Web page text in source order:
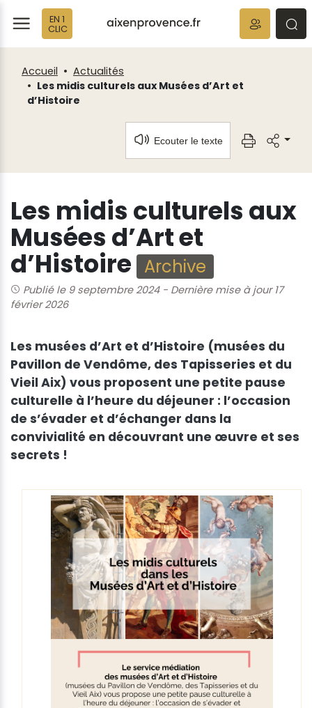
EN 1
CLIC
Accueil
Actualités
Les midis culturels aux Musées d’Art et
d’Histoire
Ecouter le texte
Les midis culturels aux
Musées d’Art et
d’Histoire Archive
Publié le 9 septembre 2024- Dernière mise à jour 17
février 2026
Les musées d’Art et d’Histoire (musées du
Pavillon de Vendôme, des Tapisseries et du
Vieil Aix) vous proposent une petite pause
culturelle à l’heure du déjeuner : l’occasion
de s’évader et d’échanger dans la
convivialité en découvrant une œuvre et ses
secrets !
Fenêtre
de
chat
Panneau de gestion des cookies